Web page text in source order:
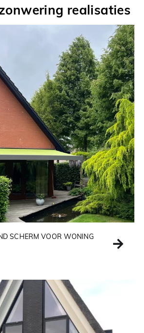
realisaties
SCHERM VOOR WONING